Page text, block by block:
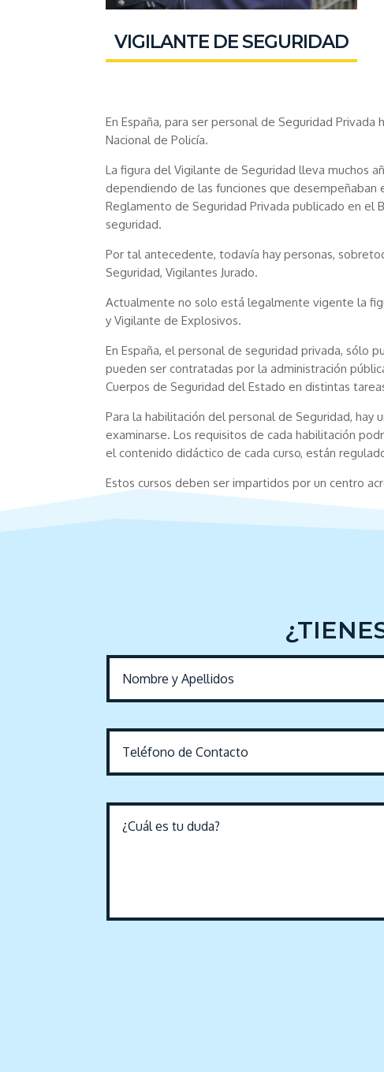
VIGILANTE DE SEGURIDAD
En España, para ser personal de Seguridad
Nacional de Policía.
La figura del Vigilante de Seguridad lleva muchos
dependiendo de las funciones que desempeñaban
Reglamento de Seguridad Privada publicado en el
seguridad.
Por tal antecedente, todavía hay personas,
Seguridad, Vigilantes Jurado.
Actualmente no solo está legalmente vigente la
y Vigilante de Explosivos.
En España, el personal de seguridad privada, sólo
pueden ser contratadas por la administración
Cuerpos de Seguridad del Estado en distintas
Para la habilitación del personal de Seguridad, hay
examinarse. Los requisitos de cada habilitación
el contenido didáctico de cada curso, están
Estos cursos deben ser impartidos por un centro